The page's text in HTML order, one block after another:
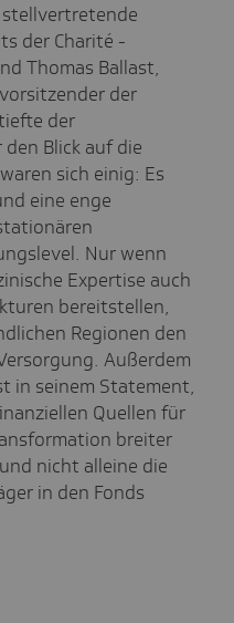
stellvertretende
der Charité -
Thomas Ballast,
der
der
Blick auf die
sich einig: Es
eine enge
Nur wenn
Expertise auch
bereitstellen,
Regionen den
Außerdem
in seinem Statement,
Quellen für
breiter
nicht alleine die
in den Fonds